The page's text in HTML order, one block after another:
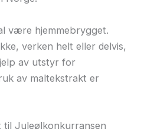
være hjemmebrygget.
verken helt eller delvis,
av utstyr for
av maltekstrakt er
til Juleølkonkurransen